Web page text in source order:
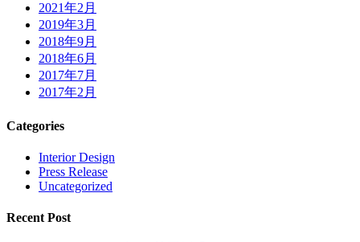
2021年2月
2019年3月
2018年9月
2018年6月
2017年7月
2017年2月
Categories
Interior Design
Press Release
Uncategorized
Recent Post